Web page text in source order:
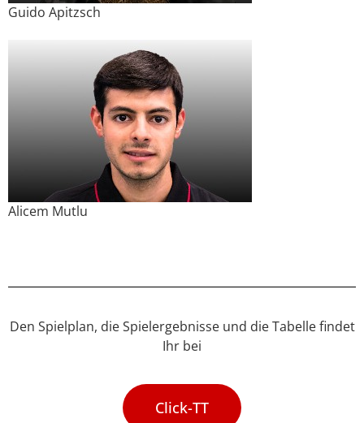
Guido Apitzsch
Alicem Mutlu
Den Spielplan, die Spielergebnisse und die Tabelle findet
Ihr bei
Click-TT